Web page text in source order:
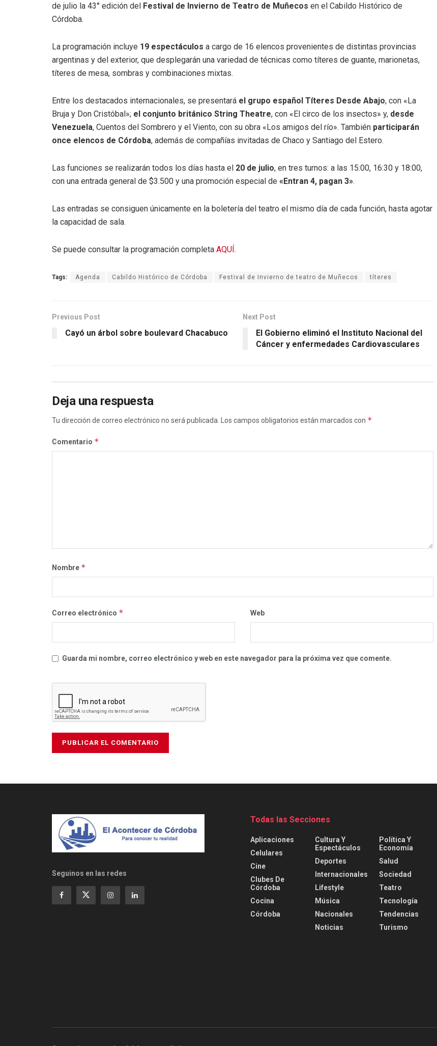
de julio la 43° edición del Festival de Invierno de Teatro de Muñecos en el Cabildo Histórico de
Córdoba.
La programación incluye 19 espectáculos a cargo de 16 elencos provenientes de distintas provincias
argentinas y del exterior, que desplegarán una variedad de técnicas como títeres de guante, marionetas,
títeres de mesa, sombras y combinaciones mixtas.
Entre los destacados internacionales, se presentará el grupo español Títeres Desde Abajo, con «La
Bruja y Don Cristóbal»; el conjunto británico String Theatre, con «El circo de los insectos» y, desde
Venezuela, Cuentos del Sombrero y el Viento, con su obra «Los amigos del río». También participarán
once elencos de Córdoba, además de compañías invitadas de Chaco y Santiago del Estero.
Las funciones se realizarán todos los días hasta el 20 de julio, en tres turnos: a las 15:00, 16:30 y 18:00,
con una entrada general de $3.500 y una promoción especial de «Entran 4, pagan 3».
Las entradas se consiguen únicamente en la boletería del teatro el mismo día de cada función, hasta agotar
la capacidad de sala.
Se puede consultar la programación completa AQUÍ.
Tags: Agenda Cabildo Histórico de Córdoba Festival de Invierno de teatro de Muñecos títeres
Previous Post
Cayó un árbol sobre boulevard Chacabuco
Next Post
El Gobierno eliminó el Instituto Nacional del
Cáncer y enfermedades Cardiovasculares
Deja una respuesta
Tu dirección de correo electrónico no será publicada. Los campos obligatorios están marcados con *
Comentario *
Nombre *
Correo electrónico * Web
Guarda mi nombre, correo electrónico y web en este navegador para la próxima vez que comente.
Seguinos en las redes
Todas las Secciones
Aplicaciones
Celulares
Cine
Clubes De
Córdoba
Cocina
Córdoba
Cultura Y
Espectáculos
Deportes
Internacionales
Lifestyle
Música
Nacionales
Noticias
Política Y
Economía
Salud
Sociedad
Teatro
Tecnología
Tendencias
Turismo